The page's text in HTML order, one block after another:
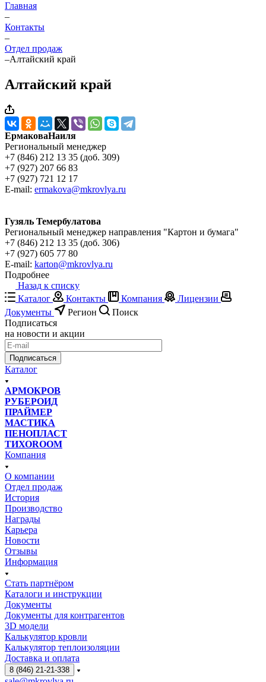
Главная
–
Контакты
–
Отдел продаж
–Алтайский край
Алтайский край
ЕрмаковаНаиля
Региональный менеджер
+7 (846) 212 13 35 (доб. 309)
+7 (927) 207 66 83
+7 (927) 721 12 17
E-mail: ermakova@mkrovlya.ru
Гузяль Темербулатова
Региональный менеджер направления "Картон и бумага"
+7 (846) 212 13 35 (доб. 306)
+7 (927) 605 77 80
E-mail: karton@mkrovlya.ru
Подробнее
Назад к списку
Каталог
Контакты Компания
Лицензии
Документы
Регион
Поиск
Подписаться
на новости и акции
Подписаться
Каталог
АРМОКРОВ
РУБЕРОИД
ПРАЙМЕР
МАСТИКА
ПЕНОПЛАСТ
ТИХОROOM
Компания
О компании
Отдел продаж
История
Производство
Награды
Карьера
Новости
Отзывы
Информация
Стать партнёром
Каталоги и инструкции
Документы
Документы для контрагентов
3D модели
Калькулятор кровли
Калькулятор теплоизоляции
Доставка и оплата
8 (846) 21-21-338